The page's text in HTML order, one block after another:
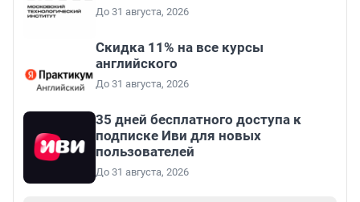
До 31 августа, 2026
Скидка 11% на все курсы
английского
До 31 августа, 2026
35 дней бесплатного доступа к
подписке Иви для новых
пользователей
До 31 августа, 2026